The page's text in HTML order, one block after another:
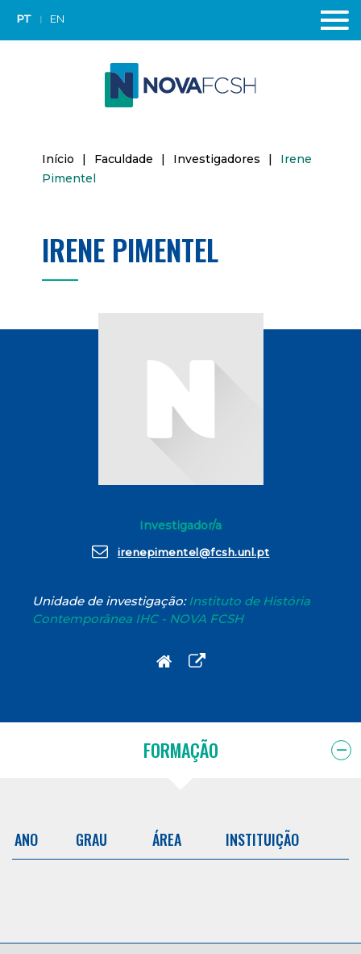
PT EN
Início | Faculdade | Investigadores |
Irene
Pimentel
IRENE PIMENTEL
Investigador/a
irenepimentel@fcsh.unl.pt
Unidade de investigação:Instituto de História
Contemporânea IHC - NOVA FCSH
FORMAÇÃO
ANO GRAU ÁREA INSTITUIÇÃO